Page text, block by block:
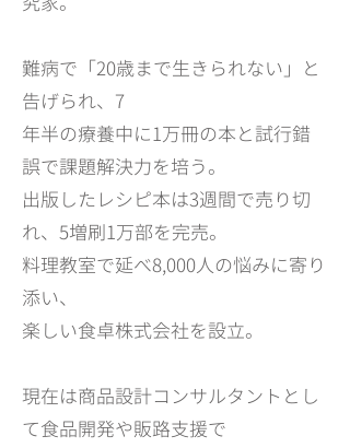
難病で「20歳まで生きられない」と
告げられ、7
年半の療養中に1万冊の本と試行錯
誤で課題解決力を培う。
出版したレシピ本は3週間で売り切
れ、5増刷1万部を完売。
料理教室で延べ8,000人の悩みに寄り
添い、
楽しい食卓株式会社を設立。
現在は商品設計コンサルタントとし
て食品開発や販路支援で